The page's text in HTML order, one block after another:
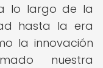
lo largo de la
hasta la era
la innovación
nuestra